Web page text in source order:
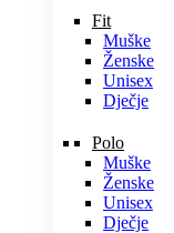
Fit
Muške
Ženske
Unisex
Dječje
Polo
Muške
Ženske
Unisex
Dječje